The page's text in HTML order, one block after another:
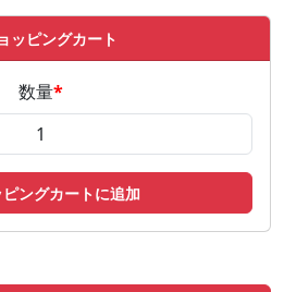
ッピングカート
数量*
ングカートに追加